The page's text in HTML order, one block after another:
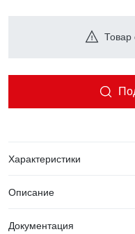
Товар
Характеристики
Описание
Документация